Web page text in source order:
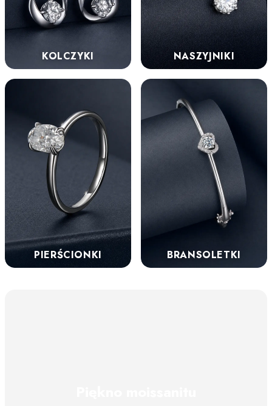
KOLCZYKI NASZYJNIKI
PIERŚCIONKI BRANSOLETKI